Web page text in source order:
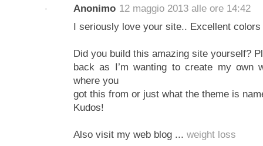
Anonimo 12 maggio 2013 alle ore 14:42
I seriously love your site.. Excellent colors
Did you build this amazing site yourself?
back as I’m wanting to create my own
where you
got this from or just what the theme is
Kudos!
Also visit my web blog ... weight loss